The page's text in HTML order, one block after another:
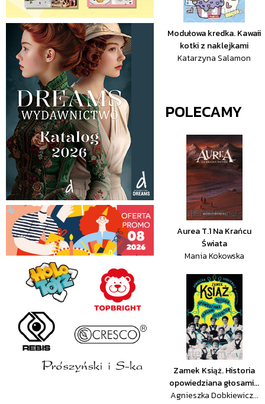
Modułowa kredka. Kawaii
kotki z naklejkami
Katarzyna Salamon
POLECAMY
Aurea T.1 Na Krańcu
Świata
Mania Kokowska
Zamek Książ. Historia
opowiedziana głosami...
Agnieszka Dobkiewicz...